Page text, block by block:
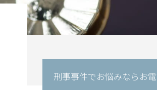
刑事事件でお悩みならお